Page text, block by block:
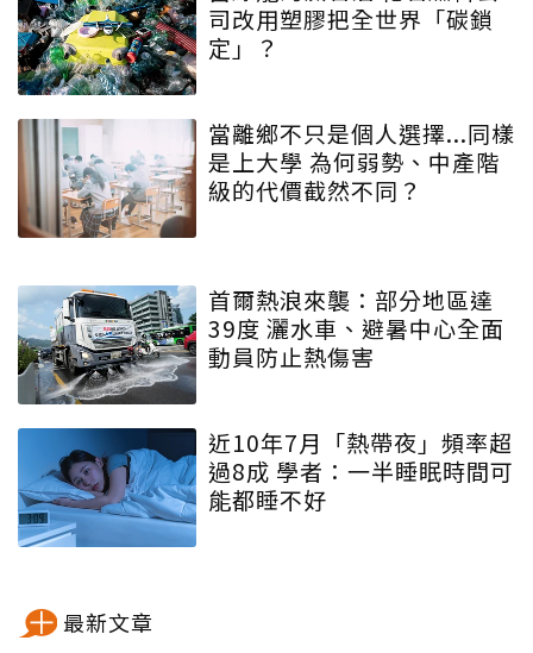
司改用塑膠把全世界「碳鎖
定」？
當離鄉不只是個人選擇...同樣
是上大學 為何弱勢、中產階
級的代價截然不同？
首爾熱浪來襲：部分地區達
39度 灑水車、避暑中心全面
動員防止熱傷害
近10年7月「熱帶夜」頻率超
過8成 學者：一半睡眠時間可
能都睡不好
最新文章